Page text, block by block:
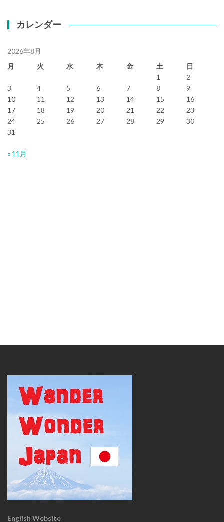
カレンダー
2026年8月
月
火 水 木 金 土
日
1
2
3
4 5 6 7 8
9
10
11 12 13 14 15
16
17
18 19 20 21 22
23
24
25 26 27 28 29
30
31
« 11月
English Website